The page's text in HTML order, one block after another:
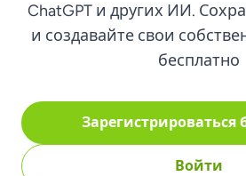
ChatGPT и других ИИ.
и создавайте свои
бесплатно
Зарегистрироваться
Войти